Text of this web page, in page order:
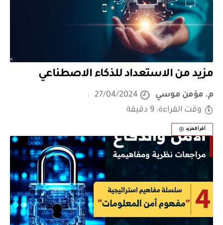
مزيد من الاستعداد للذكاء الاصطناعي
م. مؤمن موسي
27/04/2024
وقت القراءة: 9 دقيقة
أقرأ المزيد